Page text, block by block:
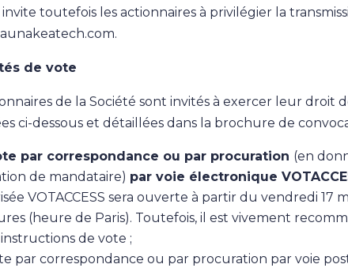
invite toutefois les actionnaires à privilégier la
de vote
de la Société sont invités à exercer leur droit
ci-dessous et détaillées dans la brochure de
par correspondance ou par procuration (en
de mandataire) par voie électronique
VOTACCESS sera ouverte à partir du vendredi
(heure de Paris). Toutefois, il est vivement
instructions de vote ;
par correspondance ou par procuration par voie